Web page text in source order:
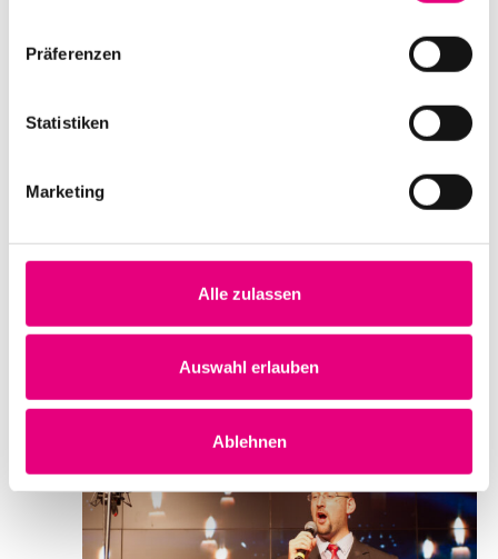
Präferenzen
Statistiken
Marketing
Alle zulassen
Auswahl erlauben
Ablehnen
Moses Yoofee Trio
Datum und Uhrzeit
Metropolink’s Commissary
20